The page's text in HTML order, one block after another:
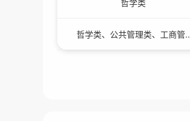
哲学类
哲学类、公共管理类、工商管..